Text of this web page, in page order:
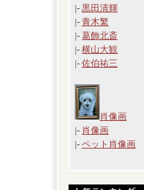
|- 黒田清輝
|- 青木繁
|- 葛飾北斎
|- 横山大観
|- 佐伯祐三
肖像画
|- 肖像画
|- ペット肖像画